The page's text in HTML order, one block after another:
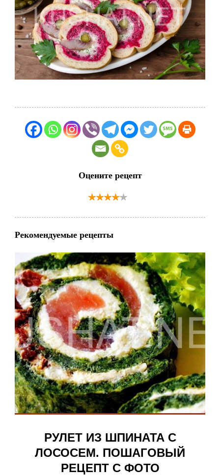
Оцените рецепт
Рекомендуемые рецепты
РУЛЕТ ИЗ ШПИНАТА С
ЛОСОСЕМ. ПОШАГОВЫЙ
РЕЦЕПТ С ФОТО